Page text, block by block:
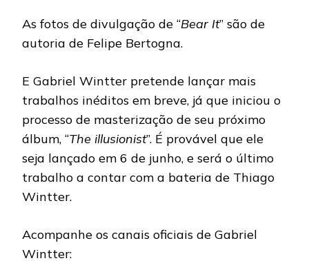
As fotos de divulgação de “Bear It” são de
autoria de Felipe Bertogna.
E Gabriel Wintter pretende lançar mais
trabalhos inéditos em breve, já que iniciou o
processo de masterização de seu próximo
álbum, “The illusionist”. É provável que ele
seja lançado em 6 de junho, e será o último
trabalho a contar com a bateria de Thiago
Wintter.
Acompanhe os canais oficiais de Gabriel
Wintter: